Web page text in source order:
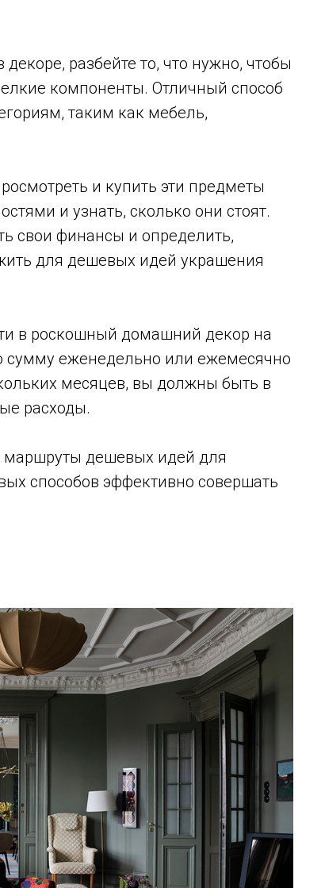
разбейте то, что нужно, чтобы
компоненты. Отличный способ
таким как мебель,
и купить эти предметы
и узнать, сколько они стоят.
свои финансы и определить,
для дешевых идей украшения
в роскошный домашний декор на
еженедельно или ежемесячно
месяцев, вы должны быть в
расходы.
маршруты дешевых идей для
способов эффективно совершать